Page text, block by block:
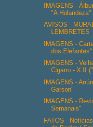
IMAGENS -
"A Holandeza"
AVISOS -
LEMBRETES
IMAGENS -
dos Elefantes"
IMAGENS -
Cigarro - X II
IMAGENS -
Garson"
IMAGENS -
Semanais"
FATOS -